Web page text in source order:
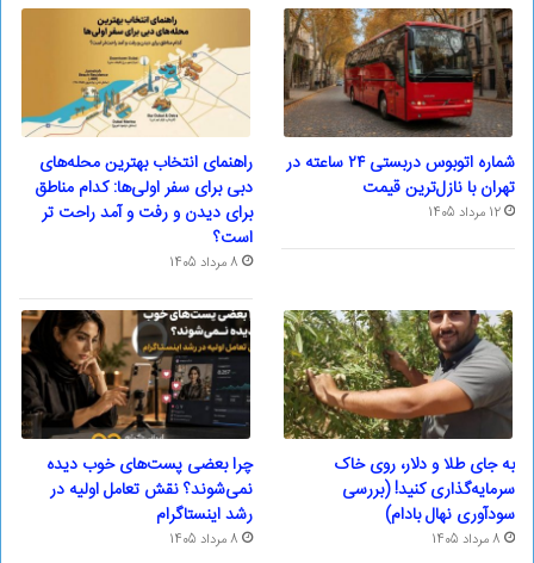
شماره اتوبوس دربستی ۲۴ ساعته در
تهران با نازل‌ترین قیمت
12 مرداد 1405
راهنمای انتخاب بهترین محله‌های
دبی برای سفر اولی‌ها: کدام مناطق
برای دیدن و رفت و آمد راحت تر
است؟
8 مرداد 1405
به جای طلا و دلار، روی خاک
سرمایه‌گذاری کنید! (بررسی
سودآوری نهال بادام)
8 مرداد 1405
چرا بعضی پست‌های خوب دیده
نمی‌شوند؟ نقش تعامل اولیه در
رشد اینستاگرام
8 مرداد 1405